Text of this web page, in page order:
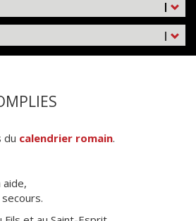
|
|
du calendrier romain.
aide,